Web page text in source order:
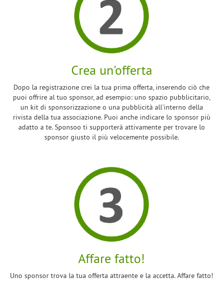
Crea un'offerta
Dopo la registrazione crei la tua prima offerta, inserendo ciò che
puoi offrire al tuo sponsor, ad esempio: uno spazio pubblicitario,
un kit di sponsorizzazione o una pubblicità all'interno della
rivista della tua associazione. Puoi anche indicare lo sponsor più
adatto a te. Sponsoo ti supporterà attivamente per trovare lo
sponsor giusto il più velocemente possibile.
Affare fatto!
Uno sponsor trova la tua offerta attraente e la accetta. Affare fatto!